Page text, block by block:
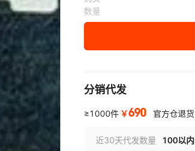
数量
分销代发
≥1000件 ￥690 官方仓退货
近30天代发数量 100以内